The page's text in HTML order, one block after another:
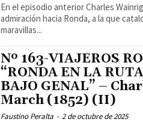
En el episodio anterior Charles
admiración hacia Ronda, a la que
maravillas...
Nº 163-VIAJEROS
“RONDA EN LA
BAJO GENAL” –
March (1852) (II)
Faustino Peralta - 2 de octubre de 2025